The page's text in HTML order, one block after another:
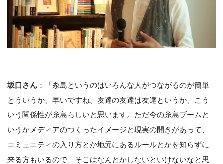
坂口さん ：「糸島というのはいろんな人がつながるのが簡単
とういうか、早いですね。友達の友達は友達というか、こう
いう関係性が糸島らしいと思います。ただ今の糸島ブームと
いうかメディアのつくったイメージと現実の開きがあって、
コミュニティの入り方とか地元にあるルールとかを知らずに
来る方もいるので、そこはなんとかしないといけないなと思